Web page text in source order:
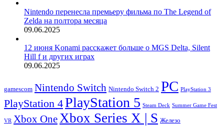
Nintendo перенесла премьеру фильма по The Legend of
Zelda на полтора месяца
09.06.2025
12 июня Konami расскажет больше о MGS Delta, Silent
Hill f и других играх
09.06.2025
gamescom Nintendo Switch Nintendo Switch 2 PC PlayStation 3
PlayStation 4PlayStation 5 Steam Deck Summer Game Fest
VR Xbox OneXbox Series X | S Железо